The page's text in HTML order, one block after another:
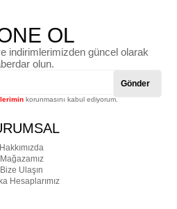
OL
indirimlerimizden güncel olarak
olun.
Gönder
korunmasını kabul ediyorum.
Hakkımızda
Mağazamız
Bize Ulaşın
Hesaplarımız